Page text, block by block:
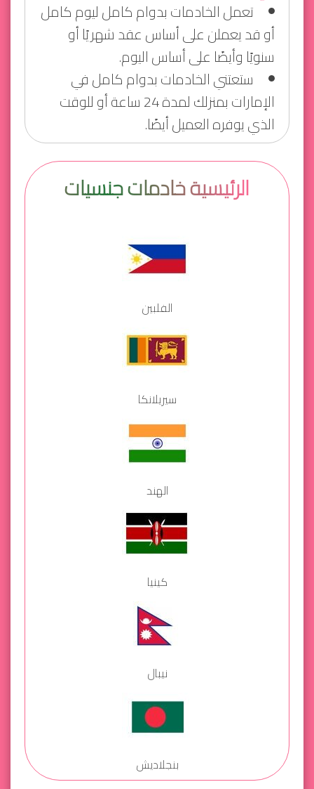
تعمل الخادمات بدوام كامل ليوم كامل
أو قد يعملن على أساس عقد شهريًا أو
سنويًا وأيضًا على أساس اليوم.
ستعتني الخادمات بدوام كامل في
الإمارات بمنزلك لمدة 24 ساعة أو للوقت
الذي يوفره العميل أيضًا.
الرئيسية خادمات جنسيات
الفلبين
سيريلانكا
الهند
كينيا
نيبال
بنجلاديش